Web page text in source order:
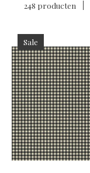
248 producten
Sale